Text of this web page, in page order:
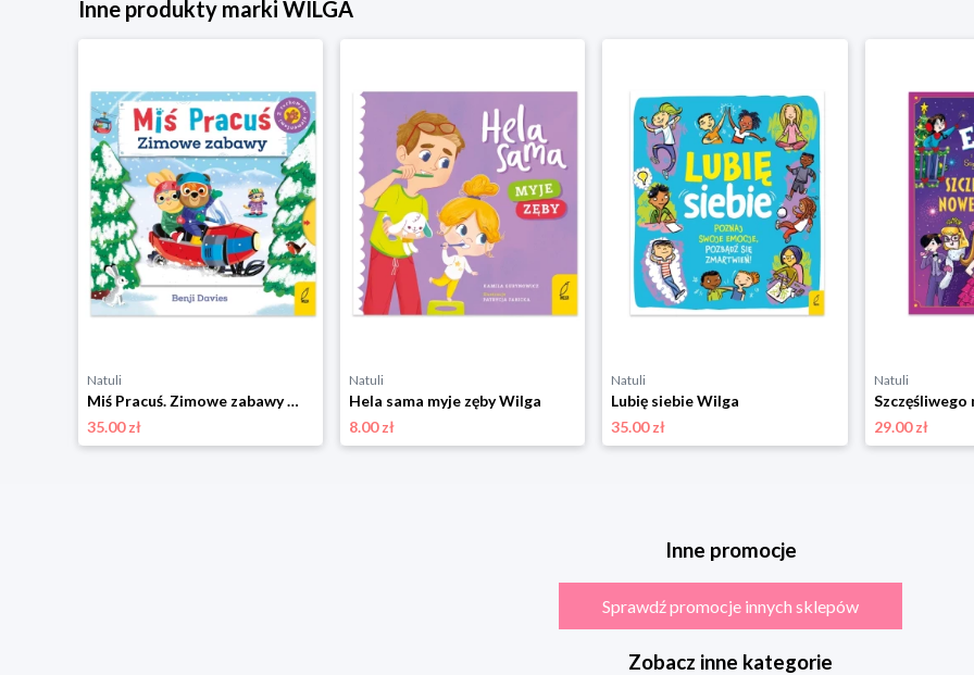
Inne produkty marki WILGA
Natuli
Miś Pracuś. Zimowe zabawy Wilga
35.00 zł
Natuli
Hela sama myje zęby Wilga
8.00 zł
Natuli
Lubię siebie Wilga
35.00 zł
Natuli
29.00 zł
Inne promocje
Sprawdź promocje innych sklepów
Zobacz inne kategorie